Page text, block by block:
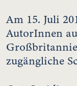
Am 15. Juli
AutorInnen
zugängliche